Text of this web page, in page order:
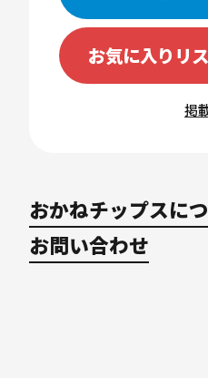
お気に入りリ
掲
おかねチップスに
お問い合わせ